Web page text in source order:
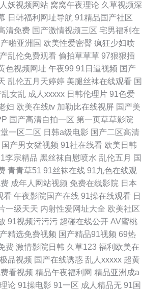
妖视频网站 窝窝午夜理论 久草视频深
日韩福利网址导航 91精品国产社区
清免费 国产激情视频三区 宅男福利在
啪亚洲国 欧美性爱密臀 疯狂少妇喷
乱伦免费观看 偷拍草草草 97狠狠插
色视频网址 午夜99 91日逼视频 国产
乱伦五月天婷婷 美腿丝袜在线观看 国
乱女乱 成人xxxxx 日韩伦理片 91色爱
妇 欧美在线tv 加勒比在线视屏 国产美
国产高清自拍一区 第一页草草影院
一区二区 日韩a级电影 国产二区高清
国产男女猛视频 91社在线看 欧美日韩
李宗精品 黑丝袜自慰喷水 乱伦五月 国
青青草51 91丝袜在线 91九色在线观
成年人网站视频 免费在线影院 日本
看 午夜影院国产在线 91操在线观看 日
一级天天 内射性爱网址大全 欧美社区
91视频污污污 超碰在线公开 AV蜜桃
精选免费视频 国产精品91视频 69热
费 激情影院日韩 久草123 福利欧美在
品视频 国产在线诱惑 乱人xxxxx 超黄
看视频 精品午夜福利网 精品亚洲成a
论 91操电影 91一区 成人精品无 91国